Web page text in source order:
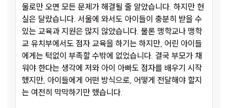
울로만 오면 모든 문제가 해결될 줄 알았습니다. 하지만 현
실은 달랐습니다. 서울에 와서도 아이들이 충분히 받을 수
있는 교육과 지원은 많지 않았습니다. 물론 맹학교나 맹학
교 유치부에서도 점자 교육을 하기는 하지만, 어린 아이들
에게는 턱없이 부족할 수밖에 없었습니다. 결국 부모가 채
워야 한다는 생각에 저와 아이 아빠도 점자를 배우기 시작
했지만, 아이들에게 어떤 방식으로, 어떻게 전달해야 할지
는 여전히 막막하기만 했습니다.